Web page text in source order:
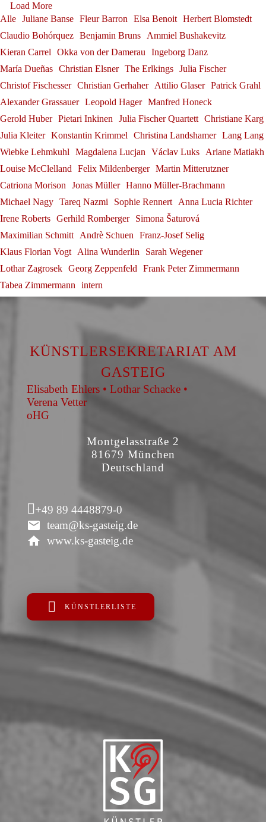
Andrè Schuen at the Salzburg
Festival
Andrè Schuen
Sophie Rennert in Innsbruck
Debut: Konstantin Krimmel &
Ammiel Bushakevitz at the
Salzburg Festival
Konstantin Krimmel
Tabea Zimmermann in Siena
Tabea Zimmermann
Franz-Josef Selig at the
Festival Internacional de
Santander
Franz-Josef Selig
Gerold Huber is awarded the
Federal Cross of Merit on
Ribbon
Gerold Huber
Alexander Grassauer in
Bayreuth
Georg Zeppenfeld at the
Bayreuth Festival
Georg Zeppenfeld
Julia Fischer at
Neuschwanstein Castle
Julia Fischer
Load More
Alle Juliane Banse Fleur Barron Elsa Benoit Herbert Blomstedt
Claudio Bohórquez Benjamin Bruns
Ammiel Bushakevitz
Kieran Carrel
Okka von der Damerau
Ingeborg Danz
María Dueñas Christian Elsner The Erlkings Julia Fischer
Christof Fischesser Christian Gerhaher Attilio Glaser Patrick Grahl
Alexander Grassauer Leopold Hager Manfred Honeck
Gerold Huber Pietari Inkinen Julia Fischer Quartett Christiane Karg
Julia Kleiter Konstantin Krimmel Christina Landshamer Lang Lang
Wiebke Lehmkuhl
Magdalena Lucjan Václav Luks
Ariane Matiakh
Louise McClelland
Felix Mildenberger Martin Mitterutzner
Catriona Morison
Jonas Müller Hanno Müller-Brachmann
Michael Nagy Tareq Nazmi Sophie Rennert
Anna Lucia Richter
Irene Roberts Gerhild Romberger
Simona Šaturová
Maximilian Schmitt
Andrè Schuen
Franz-Josef Selig
Klaus Florian Vogt
Alina Wunderlin
Sarah Wegener
Lothar Zagrosek Georg Zeppenfeld
Frank Peter Zimmermann
Tabea Zimmermann
intern
KÜNSTLERSEKRETARIAT AM
GASTEIG
Elisabeth Ehlers • Lothar Schacke •
Verena Vetter
oHG
Montgelasstraße 2
81679 München
Deutschland
+49 89 4448879-0
team@ks-gasteig.de
www.ks-gasteig.de
KÜNSTLERLISTE